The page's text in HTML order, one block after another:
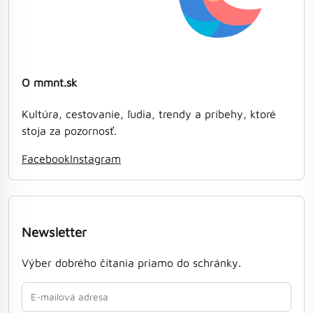
O mmnt.sk
Kultúra, cestovanie, ľudia, trendy a príbehy, ktoré
stoja za pozornosť.
FacebookInstagram
Newsletter
Výber dobrého čítania priamo do schránky.